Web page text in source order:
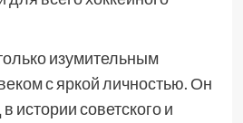
изумительным
с яркой личностью. Он
истории советского и